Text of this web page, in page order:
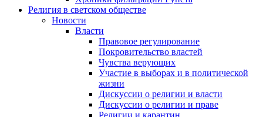
Религия в светском обществе
Новости
Власти
Правовое регулирование
Покровительство властей
Чувства верующих
Участие в выборах и в политической
жизни
Дискуссии о религии и власти
Дискуссии о религии и праве
Религии и карантин